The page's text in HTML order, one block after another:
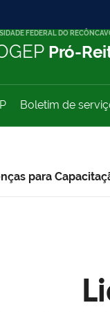
FEDERAL DO
Pró-
Boletim de
para